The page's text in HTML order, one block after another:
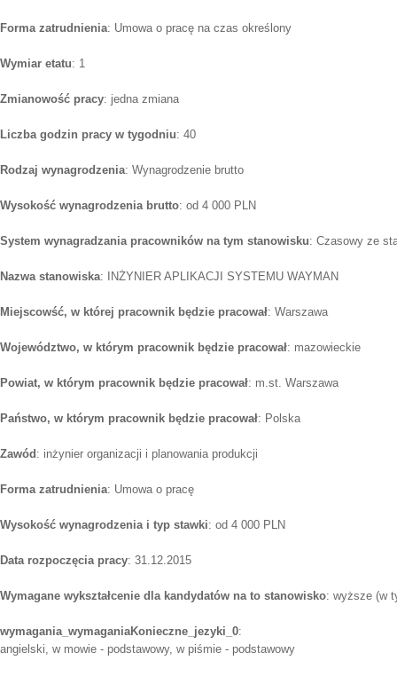
Forma zatrudnienia: Umowa o pracę na czas określony
Wymiar etatu: 1
Zmianowość pracy: jedna zmiana
Liczba godzin pracy w tygodniu: 40
Rodzaj wynagrodzenia: Wynagrodzenie brutto
Wysokość wynagrodzenia brutto: od 4 000 PLN
System wynagradzania pracowników na tym stanowisku: Czasowy ze
Nazwa stanowiska: INŻYNIER APLIKACJI SYSTEMU WAYMAN
Miejscowść, w której pracownik będzie pracował: Warszawa
Województwo, w którym pracownik będzie pracował: mazowieckie
Powiat, w którym pracownik będzie pracował: m.st. Warszawa
Państwo, w którym pracownik będzie pracował: Polska
Zawód: inżynier organizacji i planowania produkcji
Forma zatrudnienia: Umowa o pracę
Wysokość wynagrodzenia i typ stawki: od 4 000 PLN
Data rozpoczęcia pracy: 31.12.2015
Wymagane wykształcenie dla kandydatów na to stanowisko: wyższe (w
wymagania_wymaganiaKonieczne_jezyki_0:
angielski, w mowie - podstawowy, w piśmie - podstawowy